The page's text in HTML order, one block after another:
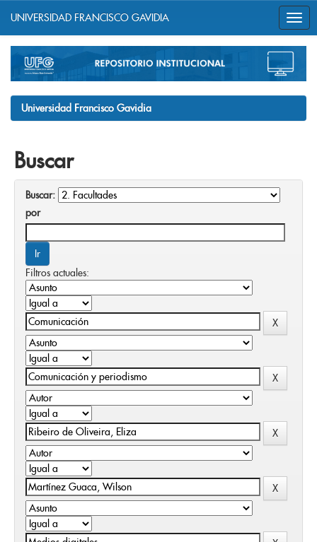
navigation
UNIVERSIDAD FRANCISCO GAVIDIA
Universidad Francisco Gavidia
Buscar
Buscar:
por
Filtros actuales: